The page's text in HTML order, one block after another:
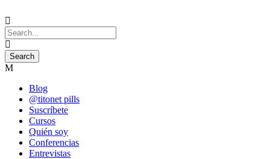
Blog
@titonet pills
Suscríbete
Cursos
Quién soy
Conferencias
Entrevistas